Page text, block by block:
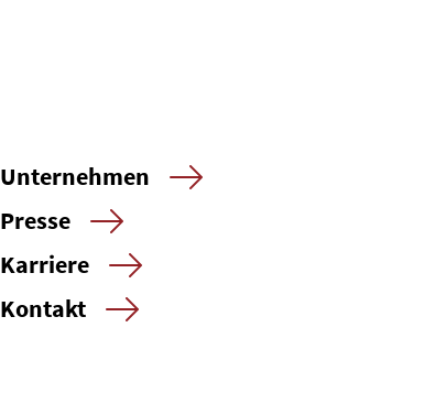
Unternehmen
Presse
Karriere
Kontakt